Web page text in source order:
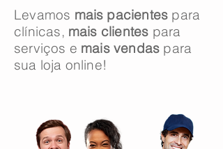
Levamos mais pacientes para
clínicas, mais clientes para
serviços e mais vendas para
sua loja online!